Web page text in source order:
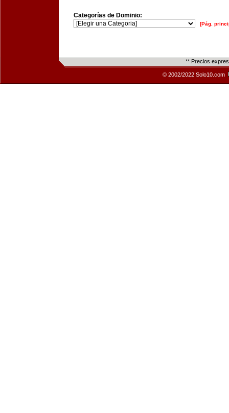
Categorías de Dominio:
[Pág.
** Precios
© 2002/2022 Solo10.com